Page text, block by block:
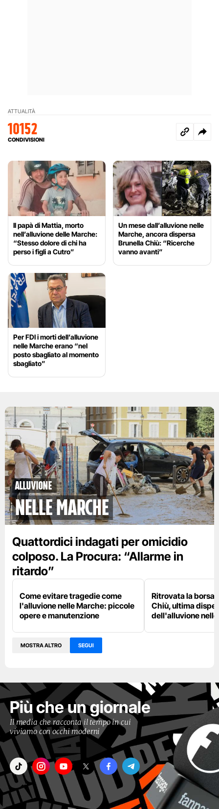
ATTUALITÀ
10152
CONDIVISIONI
Il papà di Mattia, morto
nell’alluvione delle Marche:
“Stesso dolore di chi ha
perso i figli a Cutro”
Un mese dall’alluvione nelle
Marche, ancora dispersa
Brunella Chiù: “Ricerche
vanno avanti”
Per FDI i morti dell’alluvione
nelle Marche erano “nel
posto sbagliato al momento
sbagliato”
Alluvione
nelle Marche
Quattordici indagati per omicidio
colposo. La Procura: “Allarme in
ritardo”
Come evitare tragedie come
l'alluvione nelle Marche: piccole
opere e manutenzione
Ritrovata la borsa
Chiù, ultima
dell'alluvione
MOSTRA ALTRO SEGUI
Più che un giornale
Il media che racconta il tempo in cui
viviamo con occhi moderni